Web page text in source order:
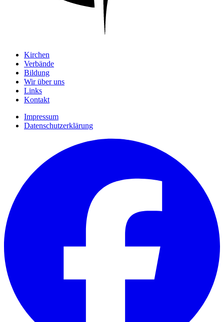
Kirchen
Verbände
Bildung
Wir über uns
Links
Kontakt
Impressum
Datenschutzerklärung